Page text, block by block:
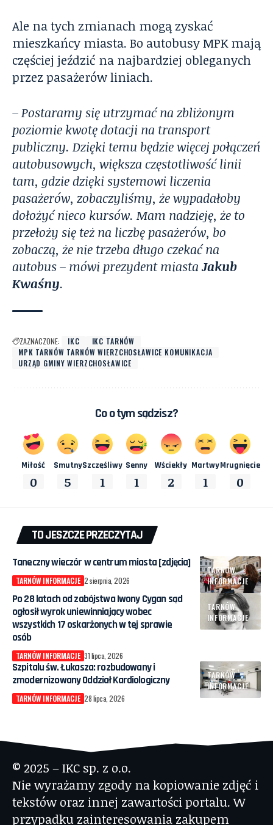
Ale na tych zmianach mogą zyskać
mieszkańcy miasta. Bo autobusy MPK mają
częściej jeździć na najbardziej obleganych
przez pasażerów liniach.
–Postaramy się utrzymać na zbliżonym
poziomie kwotę dotacji na transport
publiczny. Dzięki temu będzie więcej połączeń
autobusowych, większa częstotliwość linii
tam, gdzie dzięki systemowi liczenia
pasażerów, zobaczyliśmy, że wypadałoby
dołożyć nieco kursów. Mam nadzieję, że to
przełoży się też na liczbę pasażerów, bo
zobaczą, że nie trzeba długo czekać na
autobus – mówi prezydent miasta Jakub
Kwaśny.
ZAZNACZONE: IKC
IKC TARNÓW
MPK TARNÓW TARNÓW WIERZCHOSŁAWICE KOMUNIKACJA
URZĄD GMINY WIERZCHOSŁAWICE
Co o tym sądzisz?
Miłość
0
Smutny
5
Szczęśliwy
1
Senny
1
Wściekły
2
Martwy
1
Mrugnięcie
0
TO JESZCZE PRZECZYTAJ
TARNÓW
INFORMACJE
Taneczny wieczór w centrum miasta [zdjęcia]
TARNÓW INFORMACJE 2 sierpnia, 2026
TARNÓW
INFORMACJE
Po 28 latach od zabójstwa Iwony Cygan sąd
ogłosił wyrok uniewinniający wobec
wszystkich 17 oskarżonych w tej sprawie
osób
TARNÓW INFORMACJE 31 lipca, 2026
TARNÓW
INFORMACJE
Szpitalu św. Łukasza: rozbudowany i
zmodernizowany Oddział Kardiologiczny
TARNÓW INFORMACJE 28 lipca, 2026
© 2025 – IKC sp. z o.o.
Nie wyrażamy zgody na kopiowanie zdjęć i
tekstów oraz innej zawartości portalu. W
przypadku zainteresowania zakupem